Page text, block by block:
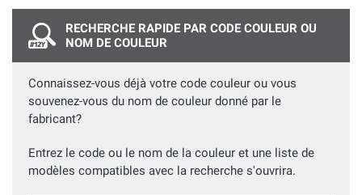
RECHERCHE RAPIDE PAR CODE COULEUR OU
NOM DE COULEUR
Connaissez-vous déjà votre code couleur ou vous
souvenez-vous du nom de couleur donné par le
fabricant?
Entrez le code ou le nom de la couleur et une liste de
modèles compatibles avec la recherche s'ouvrira.